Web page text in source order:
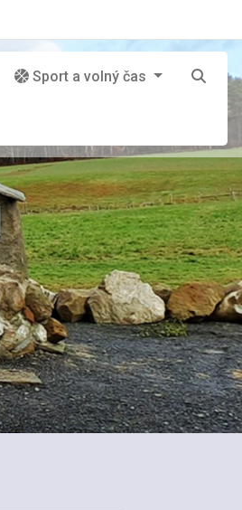
Sport a volný čas